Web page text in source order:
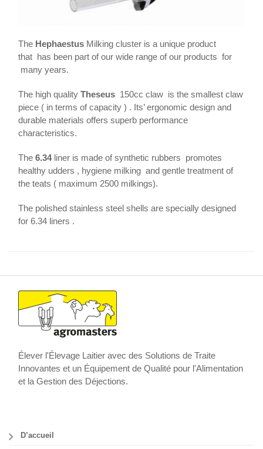
The Hephaestus Milking cluster is a unique product
that has been part of our wide range of our products for
many years.
The high qualityTheseus 150cc claw is the smallest claw
piece ( in terms of capacity ) . Its’ ergonomic design and
durable materials offers superb performance
characteristics.
The6.34liner is made of synthetic rubbers promotes
healthy udders , hygiene milking and gentle treatment of
the teats ( maximum 2500 milkings).
The polished stainless steel shells are specially designed
for 6.34 liners .
Élever l'Élevage Laitier avec des Solutions de Traite
Innovantes et un Équipement de Qualité pour l'Alimentation
et la Gestion des Déjections.
D’accueil